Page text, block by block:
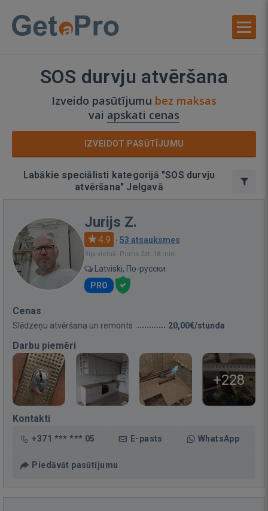
SOS durvju atvēršana
Izveido pasūtījumu bez maksas
vai apskati cenas
IZVEIDOT PASŪTĪJUMU
Labākie speciālisti kategorijā "SOS durvju
atvēršana" Jelgavā
Jurijs Z.
4.9 · 53 atsauksmes
Bija vietnē: Pirms 2st. 18 min.
Latviski, По-русски
PRO
Cenas
Slēdzeņu atvēršana un remonts 20,00€/stunda
Darbu piemēri
+228
Kontakti
+371 *** *** 05 E-pasts WhatsApp
Piedāvāt pasūtījumu